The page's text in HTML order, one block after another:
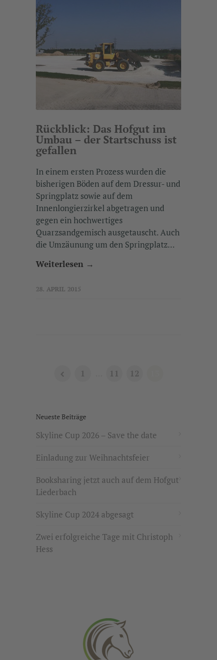
Rückblick: Das Hofgut im
Umbau – der Startschuss ist
gefallen
In einem ersten Prozess wurden die
bisherigen Böden auf dem Dressur- und
Springplatz sowie auf dem
Innenlongierzirkel abgetragen und
gegen ein hochwertiges
Quarzsandgemisch ausgetauscht. Auch
die Umzäunung um den Springplatz...
Weiterlesen →
28. APRIL 2015
1 11 12
Neueste Beiträge
Skyline Cup 2026 – Save the date
Einladung zur Weihnachtsfeier
Booksharing jetzt auch auf dem Hofgut
Liederbach
Skyline Cup 2024 abgesagt
Zwei erfolgreiche Tage mit Christoph
Hess